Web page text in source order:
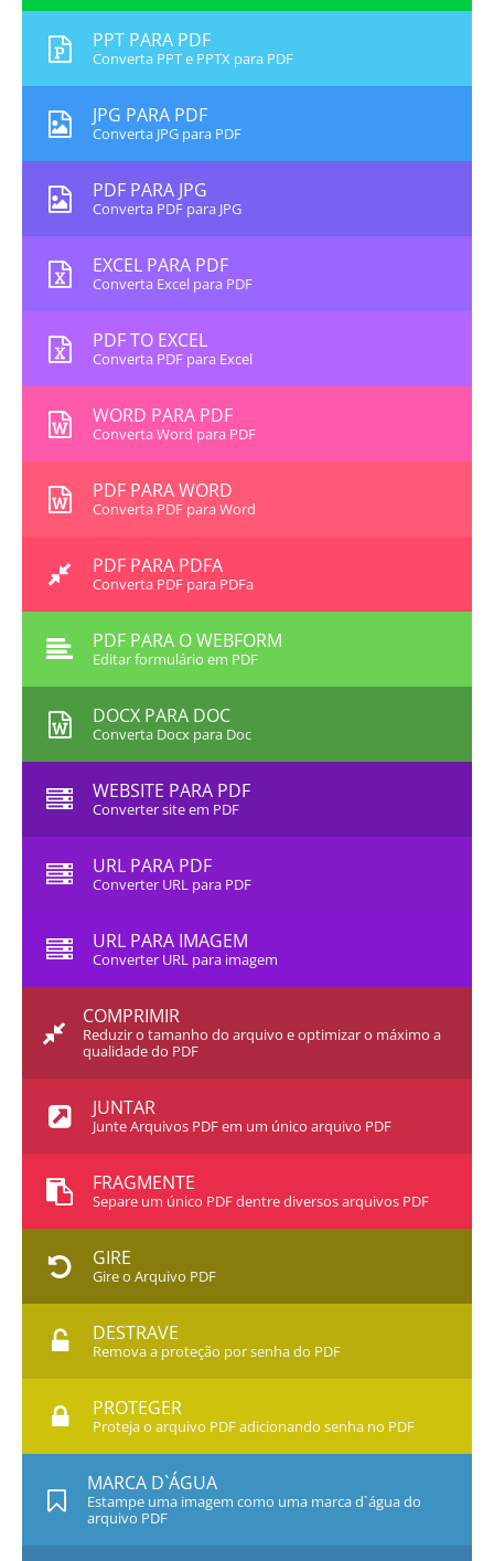
PPT PARA PDF
Converta PPT e PPTX para PDF
JPG PARA PDF
Converta JPG para PDF
PDF PARA JPG
Converta PDF para JPG
EXCEL PARA PDF
Converta Excel para PDF
PDF TO EXCEL
Converta PDF para Excel
WORD PARA PDF
Converta Word para PDF
PDF PARA WORD
Converta PDF para Word
PDF PARA PDFA
Converta PDF para PDFa
PDF PARA O WEBFORM
Editar formulário em PDF
DOCX PARA DOC
Converta Docx para Doc
WEBSITE PARA PDF
Converter site em PDF
URL PARA PDF
Converter URL para PDF
URL PARA IMAGEM
Converter URL para imagem
COMPRIMIR
Reduzir o tamanho do arquivo e optimizar o máximo a
qualidade do PDF
JUNTAR
Junte Arquivos PDF em um único arquivo PDF
FRAGMENTE
Separe um único PDF dentre diversos arquivos PDF
GIRE
Gire o Arquivo PDF
DESTRAVE
Remova a proteção por senha do PDF
PROTEGER
Proteja o arquivo PDF adicionando senha no PDF
MARCA D`ÁGUA
Estampe uma imagem como uma marca d`água do
arquivo PDF